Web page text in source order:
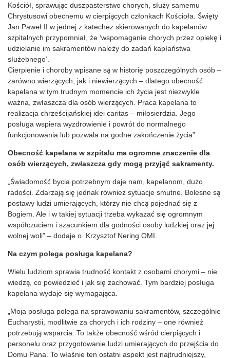
Kościół, sprawując duszpasterstwo chorych, służy samemu
Chrystusowi obecnemu w cierpiących członkach Kościoła. Święty
Jan Paweł II w jednej z katechez skierowanych do kapelanów
szpitalnych przypomniał, że ‘wspomaganie chorych przez opiekę i
udzielanie im sakramentów należy do zadań kapłaństwa
służebnego’.
Cierpienie i choroby wpisane są w historię poszczególnych osób –
zarówno wierzących, jak i niewierzących – dlatego obecność
kapelana w tym trudnym momencie ich życia jest niezwykle
ważna, zwłaszcza dla osób wierzących. Praca kapelana to
realizacja chrześcijańskiej idei caritas – miłosierdzia. Jego
posługa wspiera wyzdrowienie i powrót do normalnego
funkcjonowania lub pozwala na godne zakończenie życia”.
Obecność kapelana w szpitalu ma ogromne znaczenie dla
osób wierzących, zwłaszcza gdy mogą przyjąć sakramenty.
„Świadomość bycia potrzebnym daje nam, kapelanom, dużo
radości. Zdarzają się jednak również sytuacje smutne. Bolesne są
postawy ludzi umierających, którzy nie chcą pojednać się z
Bogiem. Ale i w takiej sytuacji trzeba wykazać się ogromnym
współczuciem i szacunkiem dla godności osoby ludzkiej oraz jej
wolnej woli” – dodaje o. Krzysztof Nering OMI.
Na czym polega posługa kapelana?
Wielu ludziom sprawia trudność kontakt z osobami chorymi – nie
wiedzą, co powiedzieć i jak się zachować. Tym bardziej posługa
kapelana wydaje się wymagająca.
„Moja posługa polega na sprawowaniu sakramentów, szczególnie
Eucharystii, modlitwie za chorych i ich rodziny – one również
potrzebują wsparcia. To także obecność wśród cierpiących i
personelu oraz przygotowanie ludzi umierających do przejścia do
Domu Pana. To właśnie ten ostatni aspekt jest najtrudniejszy,